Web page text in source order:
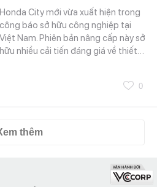
Honda City mới vừa xuất hiện trong
công báo sở hữu công nghiệp tại
Việt Nam. Phiên bản nâng cấp này sở
hữu nhiều cải tiến đáng giá về thiết…
0
thêm